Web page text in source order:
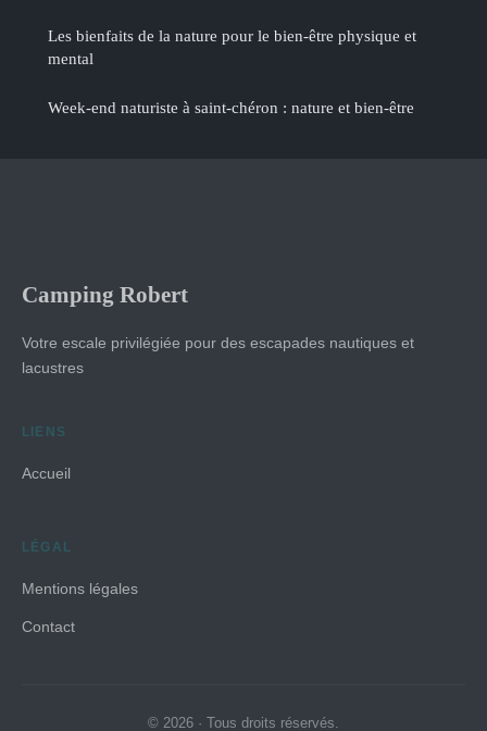
Les bienfaits de la nature pour le bien-être physique et
mental
Week-end naturiste à saint-chéron : nature et bien-être
Camping Robert
Votre escale privilégiée pour des escapades nautiques et
lacustres
LIENS
Accueil
LÉGAL
Mentions légales
Contact
© 2026 · Tous droits réservés.